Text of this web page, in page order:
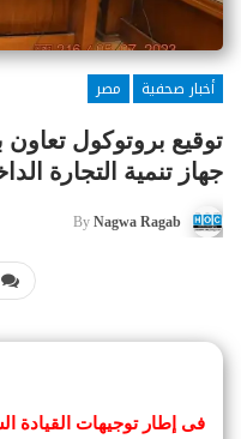
أخبار صحفية
مصر
توقيع بروتوكول
جهاز تنمية ‏‏التجارة
By Nagwa Ragab
فى إطار توجيهات القيادة